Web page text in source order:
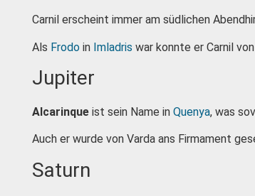
Carnil erscheint immer am südlichen
Als Frodo in Imladris war konnte er Carnil
Jupiter
Alcarinque ist sein Name in Quenya, was
Auch er wurde von Varda ans Firmament
Saturn